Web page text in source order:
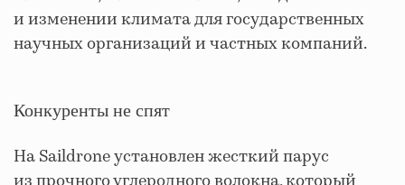
и изменении климата для государственных
научных организаций и частных компаний.
Конкуренты не спят
На Saildrone установлен жесткий парус